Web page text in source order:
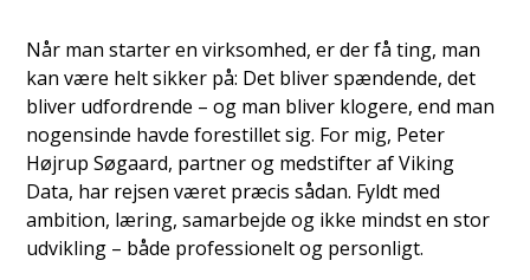
Når man starter en virksomhed, er der få ting, man
kan være helt sikker på: Det bliver spændende, det
bliver udfordrende – og man bliver klogere, end man
nogensinde havde forestillet sig. For mig, Peter
Højrup Søgaard, partner og medstifter af Viking
Data, har rejsen været præcis sådan. Fyldt med
ambition, læring, samarbejde og ikke mindst en stor
udvikling – både professionelt og personligt.